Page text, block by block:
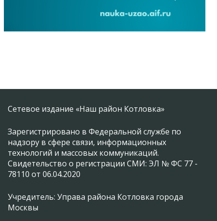
Сетевое издание «Наш район Котловка»
Зарегистрировано в Федеральной службе по
надзору в сфере связи, информационных
технологий и массовых коммуникаций.
Свидетельство о регистрации СМИ: ЭЛ № ФС 77 -
78110 от 06.04.2020
Учредитель: Управа района Котловка города
Москвы